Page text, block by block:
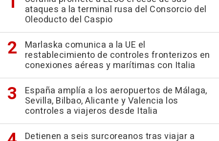
ataques a la terminal rusa del Consorcio del
Oleoducto del Caspio
Marlaska comunica a la UE el
restablecimiento de controles fronterizos en
conexiones aéreas y marítimas con Italia
España amplía a los aeropuertos de Málaga,
Sevilla, Bilbao, Alicante y Valencia los
controles a viajeros desde Italia
Detienen a seis surcoreanos tras viajar a